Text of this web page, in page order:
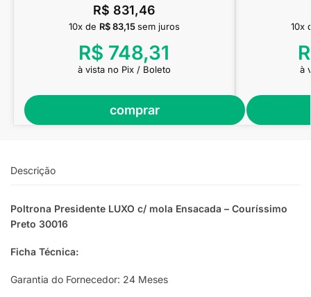
R$ 831,46
comprar
10x de R$83,15 sem juros
R$ 748,31
à vista no Pix / Boleto
10x
à
Descrição
Poltrona Presidente LUXO c/ mola Ensacada – Couríssimo
Preto 30016
Ficha Técnica:
Garantia do Fornecedor: 24 Meses